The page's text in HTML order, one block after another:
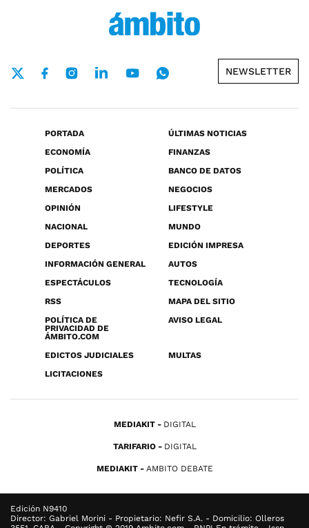
NEWSLETTER
PORTADA
ÚLTIMAS NOTICIAS
ECONOMÍA
FINANZAS
POLÍTICA
BANCO DE DATOS
MERCADOS
NEGOCIOS
OPINIÓN
LIFESTYLE
NACIONAL
MUNDO
DEPORTES
EDICIÓN IMPRESA
INFORMACIÓN GENERAL
AUTOS
ESPECTÁCULOS
TECNOLOGÍA
RSS
MAPA DEL SITIO
POLÍTICA DE
PRIVACIDAD DE
ÁMBITO.COM
AVISO LEGAL
EDICTOS JUDICIALES
MULTAS
LICITACIONES
MEDIAKIT DIGITAL
TARIFARIO DIGITAL
MEDIAKIT AMBITO DEBATE
Edición N9410
Director: Gabriel Morini - Propietario: Nefir S.A. - Domicilio: Olleros